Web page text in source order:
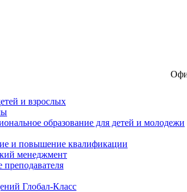
и взрослых
образование для детей и молодежи
и повышение квалификации
менеджмент
Глобал-Класс